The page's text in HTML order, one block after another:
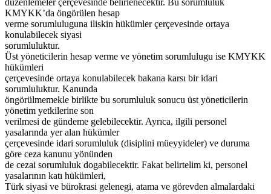
KMYKK’da öngörülen hesap
verme sorumluluguna iliskin hükümler çerçevesinde ortaya
konulabilecek siyasi
sorumluluktur.
Üst yöneticilerin hesap verme ve yönetim sorumlulugu ise KMYKK
hükümleri
çerçevesinde ortaya konulabilecek bakana karsı bir idari
sorumluluktur. Kanunda
öngörülmemekle birlikte bu sorumluluk sonucu üst yöneticilerin
yönetim yetkilerine son
verilmesi de gündeme gelebilecektir. Ayrıca, ilgili personel
yasalarında yer alan hükümler
çerçevesinde idari sorumluluk (disiplini müeyyideler) ve duruma
göre ceza kanunu yönünden
de cezai sorumluluk dogabilecektir. Fakat belirtelim ki, personel
yasalarının katı hükümleri,
Türk siyasi ve bürokrasi gelenegi, atama ve görevden almalardaki